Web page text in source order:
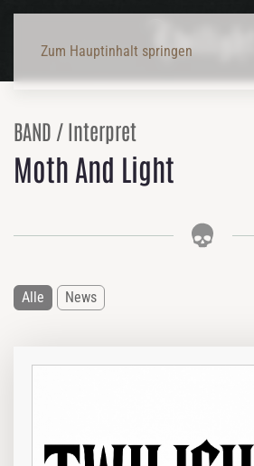
Zum Hauptinhalt springen
BAND / Interpret
Moth And Light
Alle News